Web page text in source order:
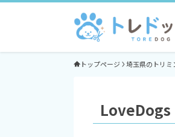
トップページ 埼玉県のトリ
LoveDogs